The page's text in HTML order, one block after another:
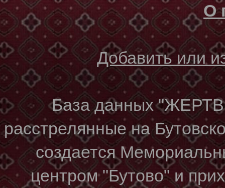
О
Добавить или
База данных
расстрелянные на
создается
центром "Бутово" и